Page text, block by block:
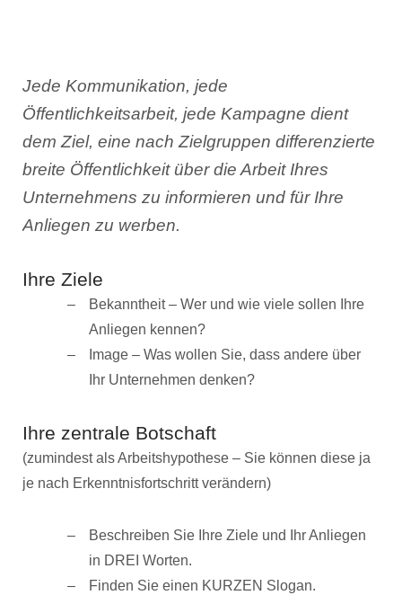
Jede Kommunikation, jede
Öffentlichkeitsarbeit, jede Kampagne dient
dem Ziel, eine nach Zielgruppen differenzierte
breite Öffentlichkeit über die Arbeit Ihres
Unternehmens zu informieren und für Ihre
Anliegen zu werben.
Ihre Ziele
Bekanntheit – Wer und wie viele sollen Ihre
Anliegen kennen?
Image – Was wollen Sie, dass andere über
Ihr Unternehmen denken?
Ihre zentrale Botschaft
(zumindest als Arbeitshypothese – Sie können diese ja
je nach Erkenntnisfortschritt verändern)
Beschreiben Sie Ihre Ziele und Ihr Anliegen
in DREI Worten.
Finden Sie einen KURZEN Slogan.